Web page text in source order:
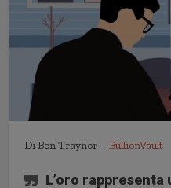
Di Ben Traynor – BullionVault
L’oro rappresenta